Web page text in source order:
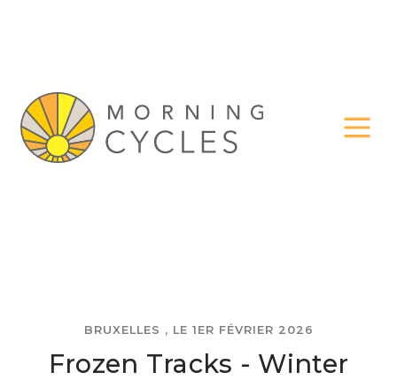
BRUXELLES , LE 1ER FÉVRIER 2026
Frozen Tracks - Winter